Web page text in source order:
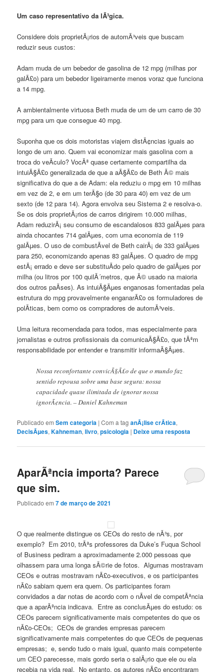
Um caso representativo da lÃ³gica.
Considere dois proprietÃ¡rios de automÃ³veis que buscam
reduzir seus custos:
Adam muda de um bebedor de gasolina de 12 mpg (milhas por
galÃ£o) para um bebedor ligeiramente menos voraz que funciona
a 14 mpg.
A ambientalmente virtuosa Beth muda de um de um carro de 30
mpg para um que consegue 40 mpg.
Suponha que os dois motoristas viajem distÃ¢ncias iguais ao
longo de um ano. Quem vai economizar mais gasolina com a
troca do veÃ­culo? VocÃª quase certamente compartilha da
intuiÃ§Ã£o generalizada de que a aÃ§Ã£o de Beth Ã© mais
significativa do que a de Adam: ela reduziu o mpg em 10 milhas
em vez de 2, e em um terÃ§o (de 30 para 40) em vez de um
sexto (de 12 para 14). Agora envolva seu Sistema 2 e resolva-o.
Se os dois proprietÃ¡rios de carros dirigirem 10.000 milhas,
Adam reduzirÃ¡ seu consumo de escandalosos 833 galÃµes para
ainda chocantes 714 galÃµes, com uma economia de 119
galÃµes. O uso de combustÃ­vel de Beth cairÃ¡ de 333 galÃµes
para 250, economizando apenas 83 galÃµes. O quadro de mpg
estÃ¡ errado e deve ser substituÃ­do pelo quadro de galÃµes por
milha (ou litros por 100 quilÃ´metros, que Ã© usado na maioria
dos outros paÃ­ses). As intuiÃ§Ãµes enganosas fomentadas pela
estrutura do mpg provavelmente enganarÃ£o os formuladores de
polÃ­ticas, bem como os compradores de automÃ³veis.
Uma leitura recomendada para todos, mas especialmente para
jornalistas e outros profissionais da comunicaÃ§Ã£o, que tÃªm
responsabilidade por entender e transmitir informaÃ§Ãµes.
Nossa reconfortante convicÃ§Ã£o de que o mundo faz
sentido repousa sobre uma base segura: nossa
capacidade quase ilimitada de ignorar nossa
ignorÃ¢ncia. – Daniel Kahneman
Publicado em Sem categoria |Com a taganÃ¡lise crÃ­tica,
DecisÃµes,Kahneman,livro,psicologia | Deixe uma resposta
AparÃªncia importa? Parece
que sim.
Publicado em7 de março de 2021
O que realmente distingue os CEOs do resto de nÃ³s, por
exemplo? Em 2010, trÃªs professores da Duke’s Fuqua School
of Business pediram a aproximadamente 2.000 pessoas que
olhassem para uma longa sÃ©rie de fotos. Algumas mostravam
CEOs e outras mostravam nÃ£o-executivos, e os participantes
nÃ£o sabiam quem era quem. Os participantes foram
convidados a dar notas de acordo com o nÃ­vel de competÃªncia
que a aparÃªncia indicava. Entre as conclusÃµes do estudo: os
CEOs parecem significativamente mais competentes do que os
nÃ£o-CEOs; CEOs de grandes empresas parecem
significativamente mais competentes do que CEOs de pequenas
empresas; e, sendo tudo o mais igual, quanto mais competente
um CEO parecesse, mais gordo seria o salÃ¡rio que ele ou ela
recebia na vida real. No entanto, os autores nÃ£o encontraram